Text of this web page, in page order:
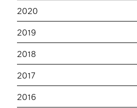
2020
2019
2018
2017
2016